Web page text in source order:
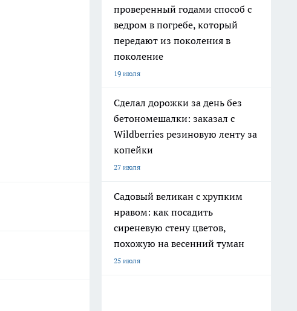
проверенный годами способ с
ведром в погребе, который
передают из поколения в
поколение
19 июля
Сделал дорожки за день без
бетономешалки: заказал с
Wildberries резиновую ленту за
копейки
27 июля
Садовый великан с хрупким
нравом: как посадить
сиреневую стену цветов,
похожую на весенний туман
25 июля